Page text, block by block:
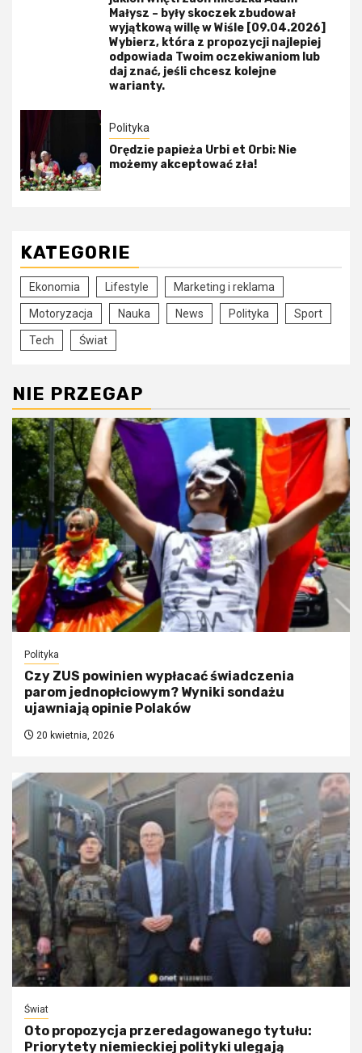
Małysz – były skoczek zbudował
wyjątkową willę w Wiśle [09.04.2026]
Wybierz, która z propozycji najlepiej
odpowiada Twoim oczekiwaniom lub
daj znać, jeśli chcesz kolejne
warianty.
Polityka
Orędzie papieża Urbi et Orbi: Nie
możemy akceptować zła!
KATEGORIE
Ekonomia Lifestyle Marketing i reklama
Motoryzacja Nauka News Polityka Sport
Tech Świat
NIE PRZEGAP
Polityka
Czy ZUS powinien wypłacać świadczenia
parom jednopłciowym? Wyniki sondażu
ujawniają opinie Polaków
20 kwietnia, 2026
Świat
Oto propozycja przeredagowanego tytułu:
Priorytety niemieckiej polityki ulegają